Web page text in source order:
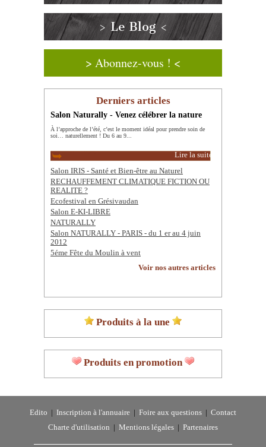
> Le Blog <
> Abonnez-vous ! <
Derniers articles
Salon Naturally - Venez célébrer la nature
À l’approche de l’été, c’est le moment idéal pour prendre soin de
soi… naturellement ! Du 6 au 9...
Lire la suite
Salon IRIS - Santé et Bien-être au Naturel
RECHAUFFEMENT CLIMATIQUE FICTION OU
REALITE ?
Ecofestival en Grésivaudan
Salon E-KI-LIBRE
NATURALLY
Salon NATURALLY - PARIS - du 1 er au 4 juin
2012
5éme Fête du Moulin à vent
Voir nos autres articles
Produits à la une
Produits en promotion
Edito Inscription à l'annuaire Foire aux questions
Contact
Charte d'utilisation
Mentions légales Partenaires